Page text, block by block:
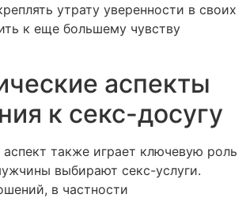
утрату уверенности в своих
к еще большему чувству
аспекты
к секс-досугу
также играет ключевую роль
выбирают секс-услуги.
в частности